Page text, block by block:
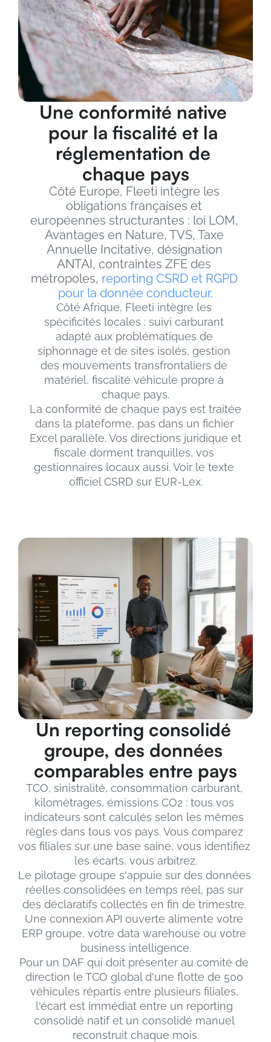
Une conformité native
pour la fiscalité et la
réglementation de
chaque pays
Côté Europe, Fleeti intègre les
obligations françaises et
européennes structurantes : loi LOM,
Avantages en Nature, TVS, Taxe
Annuelle Incitative, désignation
ANTAI, contraintes ZFE des
métropoles, reporting CSRD et RGPD
pour la donnée conducteur.
Côté Afrique, Fleeti intègre les
spécificités locales : suivi carburant
adapté aux problématiques de
siphonnage et de sites isolés, gestion
des mouvements transfrontaliers de
matériel, fiscalité véhicule propre à
chaque pays.
La conformité de chaque pays est traitée
dans la plateforme, pas dans un fichier
Excel parallèle. Vos directions juridique et
fiscale dorment tranquilles, vos
gestionnaires locaux aussi. Voir le texte
officiel CSRD sur EUR-Lex.
Un reporting consolidé
groupe, des données
comparables entre pays
TCO, sinistralité, consommation carburant,
kilométrages, émissions CO2 : tous vos
indicateurs sont calculés selon les mêmes
règles dans tous vos pays. Vous comparez
vos filiales sur une base saine, vous identifiez
les écarts, vous arbitrez.
Le pilotage groupe s'appuie sur des données
réelles consolidées en temps réel, pas sur
des déclaratifs collectés en fin de trimestre.
Une connexion API ouverte alimente votre
ERP groupe, votre data warehouse ou votre
business intelligence.
Pour un DAF qui doit présenter au comité de
direction le TCO global d'une flotte de 500
véhicules répartis entre plusieurs filiales,
l'écart est immédiat entre un reporting
consolidé natif et un consolidé manuel
reconstruit chaque mois.